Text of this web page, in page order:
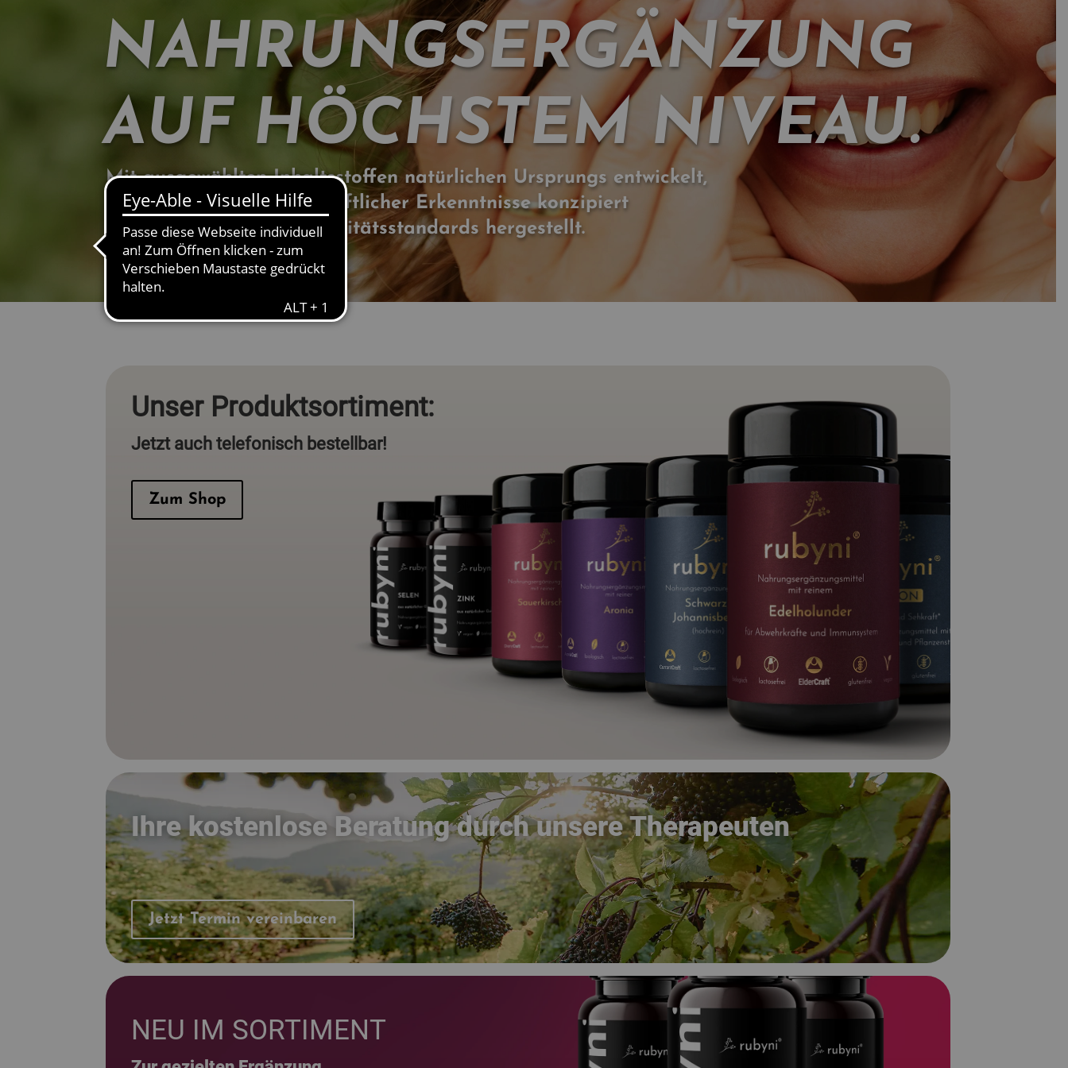
NAHRUNGSERGÄNZUNG
AUF HÖCHSTEM NIVEAU.
Mit ausgewählten Inhaltsstoffen natürlichen Ursprungs entwickelt,
auf Grundlage wissenschaftlicher Erkenntnisse konzipiert
und nach den besten Qualitätsstandards hergestellt.
Unser Produktsortiment:
Jetzt auch telefonisch bestellbar!
Zum Shop
NEU IM SORTIMENT
Ihre kostenlose Beratung durch unsere Therapeuten
Jetzt Termin vereinbaren